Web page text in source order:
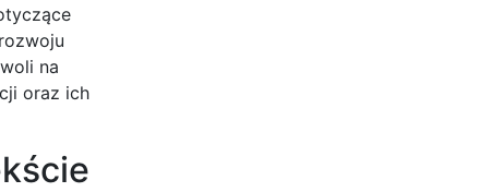
na
oraz ich